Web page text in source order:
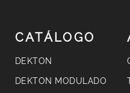
CATÁLOGO
DEKTON
DEKTON MODULADO